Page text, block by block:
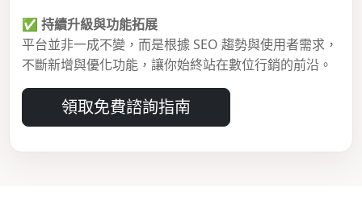
✅ 持續升級與功能拓展
平台並非一成不變，而是根據 SEO 趨勢與使用者需求，
不斷新增與優化功能，讓你始終站在數位行銷的前沿。
領取免費諮詢指南